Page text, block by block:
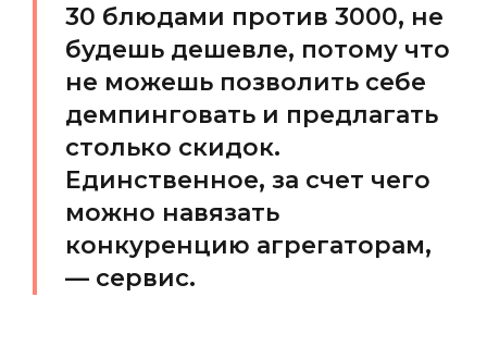
30 блюдами против 3000, не
будешь дешевле, потому что
не можешь позволить себе
демпинговать и предлагать
столько скидок.
Единственное, за счет чего
можно навязать
конкуренцию агрегаторам,
— сервис.